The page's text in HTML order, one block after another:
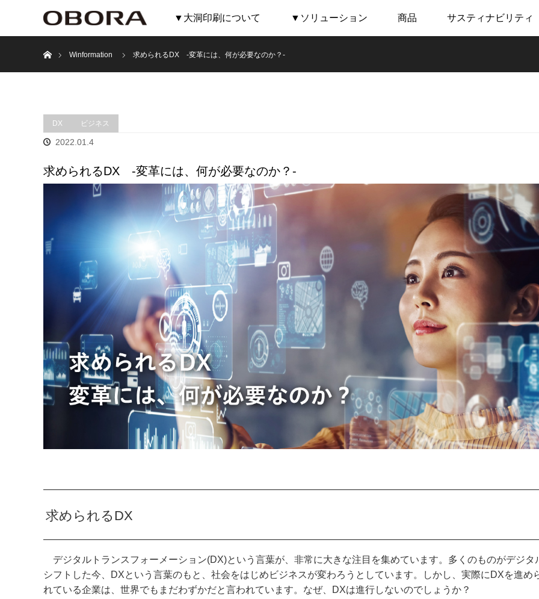
▼大洞印刷について ▼ソリューション 商品 サスティナビリティ
Winformation
求められるDX -変革には、何が必要なのか？-
DX ビジネス
2022.01.4
求められるDX -変革には、何が必要なのか？-
求められるDX
デジタルトランスフォーメーション(DX)という言葉が、非常に大きな注目を集めています。多くのものがデジタ
シフトした今、DXという言葉のもと、社会をはじめビジネスが変わろうとしています。しかし、実際にDXを進め
れている企業は、世界でもまだわずかだと言われています。なぜ、DXは進行しないのでしょうか？